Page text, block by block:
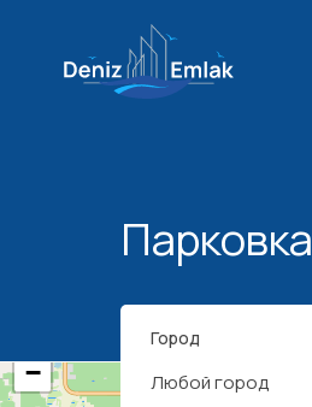
Парковка
Город
Любой город
−